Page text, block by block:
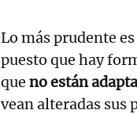
Lo más prudente es
puesto que hay
que no están
vean alteradas sus